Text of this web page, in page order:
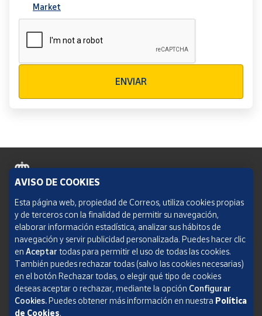
Market
ENVIAR
Política de cookies
Aviso legal
Condiciones del servicio
Política de Privacidad Web
Informe de transparencia
SOCIEDAD ESTATAL CORREOS Y TELÉGRAFOS, S.A., S.M.E. Todos los derechos
AVISO DE COOKIES
Esta página web, propiedad de Correos, utiliza cookies propias
y de terceros con la finalidad de permitir su navegación,
elaborar información estadística, analizar sus hábitos de
navegación y servir publicidad personalizada. Puedes hacer clic
en Aceptar todas para permitir el uso de todas las cookies.
También puedes rechazar todas (salvo las cookies necesarias)
en el botón Rechazar todas, o elegir qué tipo de cookies
deseas aceptar o rechazar, mediante la opción Configurar
Cookies.Puedes obtener más información en nuestra Política
de Cookies.